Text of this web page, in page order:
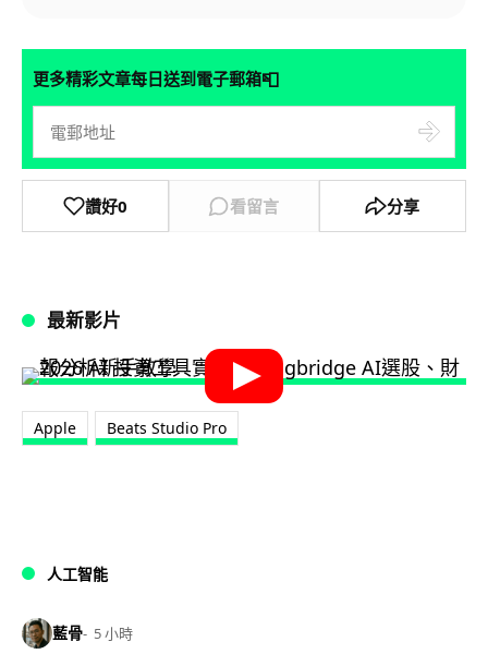
更多精彩文章每日送到電子郵箱📮
讚好0 看留言 分享
最新影片
Apple Beats Studio Pro
人工智能
藍骨 5 小時